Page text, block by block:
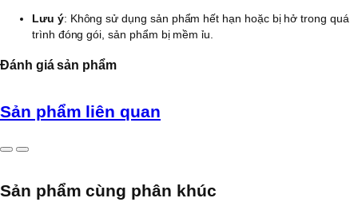
Lưu ý: Không sử dụng sản phẩm hết hạn hoặc bị hở trong quá
trình đóng gói, sản phẩm bị mềm ỉu.
Đánh giá sản phẩm
Sản phẩm liên quan
Sản phẩm cùng phân khúc